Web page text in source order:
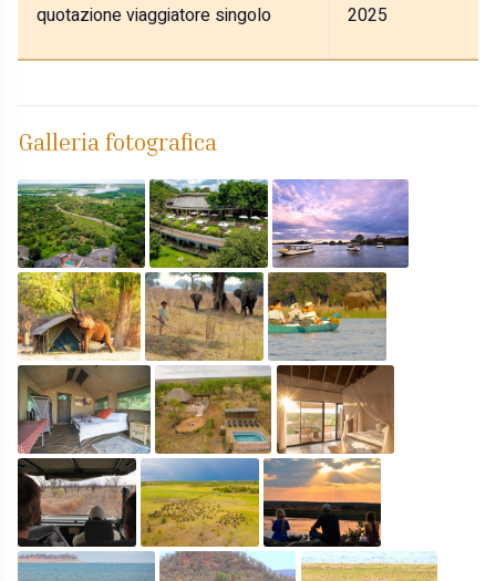
quotazione viaggiatore singolo 2025
Galleria fotografica